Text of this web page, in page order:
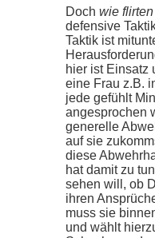
Doch wie
defensive
Taktik ist
hier ist Einsatz
eine Frau z.B.
jede gefühlt
angesprochen
generelle
auf sie
diese
hat damit zu
sehen will, ob
ihren
muss sie
und wählt